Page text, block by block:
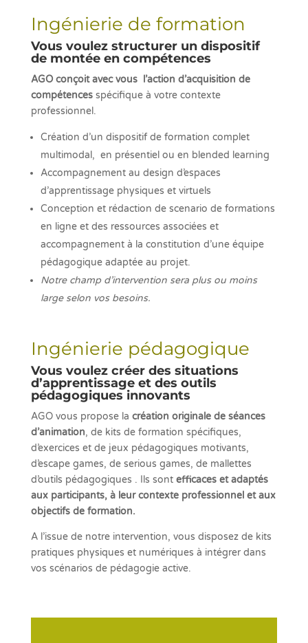
Ingénierie de formation
Vous voulez structurer un dispositif
de montée en compétences
AGO conçoit avec vous l’action d’acquisition de
compétences spécifique à votre contexte
professionnel.
Création d’un dispositif de formation complet
multimodal, en présentiel ou en blended learning
Accompagnement au design d’espaces
d’apprentissage physiques et virtuels
Conception et rédaction de scenario de formations
en ligne et des ressources associées et
accompagnement à la constitution d’une équipe
pédagogique adaptée au projet.
Notre champ d’intervention sera plus ou moins
large selon vos besoins.
Ingénierie pédagogique
Vous voulez créer des situations
d’apprentissage et des outils
pédagogiques innovants
AGO vous propose la création originale de séances
d’animation, de kits de formation spécifiques,
d’exercices et de jeux pédagogiques motivants,
d’escape games, de serious games, de mallettes
d’outils pédagogiques . Ils sont efficaces et adaptés
aux participants, à leur contexte professionnel et aux
objectifs de formation.
A l’issue de notre intervention, vous disposez de kits
pratiques physiques et numériques à intégrer dans
vos scénarios de pédagogie active.